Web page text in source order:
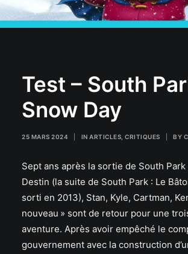
Test – South
Snow Day
25 MARS 2024 IN ARTICLES CRITIQUES BY
Sept ans après la sortie de South Park
Destin (la suite de South Park : Le
sorti en 2013), Stan, Kyle, Cartman,
nouveau » sont de retour pour une
aventure. Après avoir empêché le
gouvernement avec la construction